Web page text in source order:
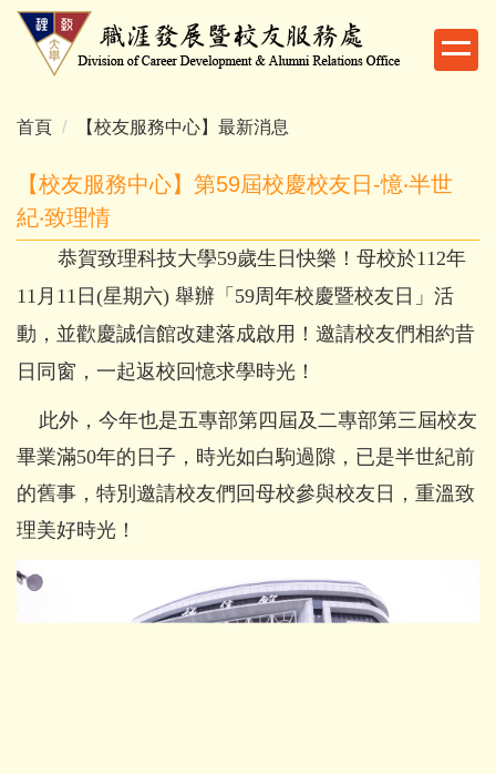
跳
內
首頁 【校友服務中心】最新消息
【校友服務中心】第59屆校慶校友日-憶‧半世
紀‧致理情
恭賀致理科技大學59歲生日快樂！母校於112年
11月11日(星期六) 舉辦「59周年校慶暨校友日」活
動，並歡慶誠信館改建落成啟用！邀請校友們相約昔
日同窗，一起返校回憶求學時光！
此外，今年也是五專部第四屆及二專部第三屆校友
畢業滿50年的日子，時光如白駒過隙，已是半世紀前
的舊事，特別邀請校友們回母校參與校友日，重溫致
理美好時光！